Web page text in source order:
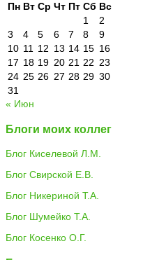
Пн Вт Ср Чт Пт Сб Вс
1
2
3
4 5 6 7 8
9
10 11 12 13 14 15 16
17 18 19 20 21 22 23
24 25 26 27 28 29 30
31
« Июн
Блоги моих коллег
Блог Киселевой Л.М.
Блог Свирской Е.В.
Блог Никериной Т.А.
Блог Шумейко Т.А.
Блог Косенко О.Г.